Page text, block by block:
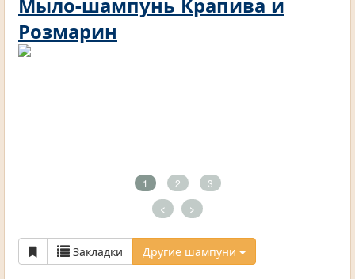
Розмарин
1 2 3
< >
Закладки Другие шампуни